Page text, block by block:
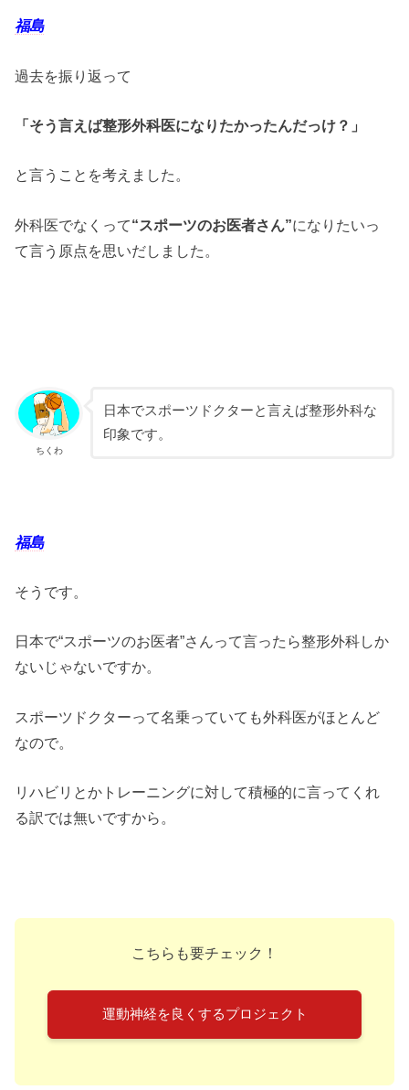
福島
過去を振り返って
「そう言えば整形外科医になりたかったんだっけ？」
と言うことを考えました。
外科医でなくって“スポーツのお医者さん”になりたいっ
て言う原点を思いだしました。
ちくわ
日本でスポーツドクターと言えば整形外科な
印象です。
福島
そうです。
日本で“スポーツのお医者”さんって言ったら整形外科しか
ないじゃないですか。
スポーツドクターって名乗っていても外科医がほとんど
なので。
リハビリとかトレーニングに対して積極的に言ってくれ
る訳では無いですから。
こちらも要チェック！
運動神経を良くするプロジェクト